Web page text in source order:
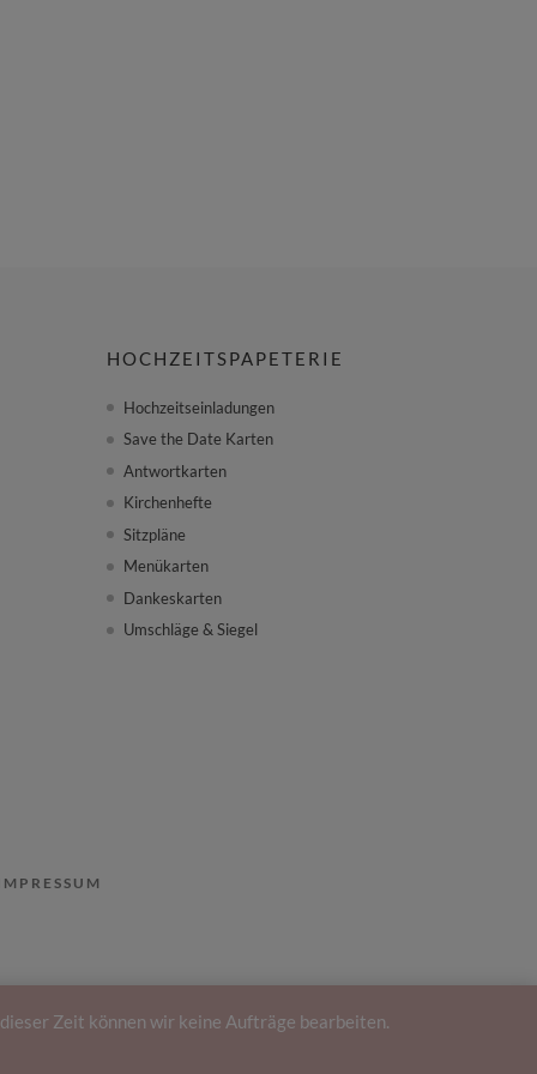
Zeit können wir keine Aufträge bearbeiten.
HOCHZEITSPAPETERIE
Hochzeitseinladungen
Save the Date Karten
Antwortkarten
Kirchenhefte
Sitzpläne
Menükarten
Dankeskarten
Umschläge & Siegel